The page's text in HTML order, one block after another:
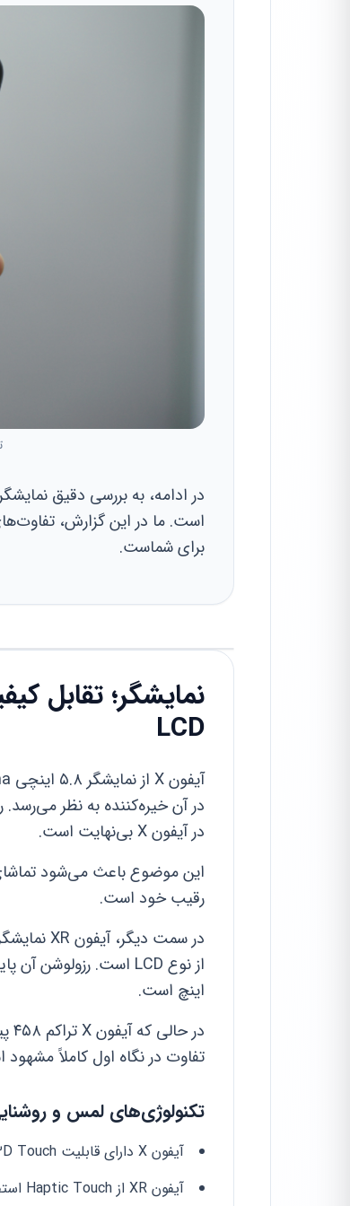
است. ما در این گزارش،
برای شماست.
LCD
در آن خیره‌کننده به نظر
در آیفون X بی‌نهایت است.
این موضوع باعث می‌شود تماشای
رقیب خود است.
اینچ است.
تفاوت در نگاه اول کاملاً
تکنولوژی‌های لمس و
آیفون X دارای قابلیت 3D Touch است.
آیفون XR از Haptic Touch استفاده می‌کند.